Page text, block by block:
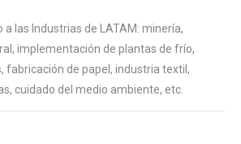
las Industrias de LATAM: minería,
implementación de plantas de frío,
fabricación de papel, industria textil,
cuidado del medio ambiente, etc.